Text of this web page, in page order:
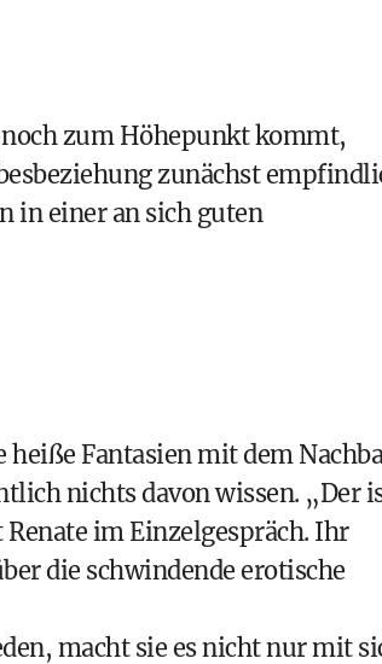
zum Höhepunkt kommt,
zunächst
in einer an sich guten
heiße Fantasien mit dem
nichts davon wissen. „Der
im Einzelgespräch. Ihr
die schwindende erotische
macht sie es nicht nur mit